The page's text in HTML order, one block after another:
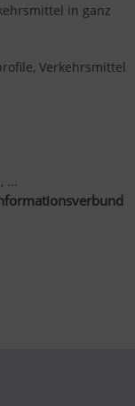
in ganz
Verkehrsmittel
...